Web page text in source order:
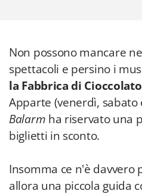
Non possono mancare
spettacoli e persino i
la Fabbrica di
Apparte (venerdì, sabato
Balarm ha riservato una
biglietti in sconto.
Insomma ce n'è davvero
allora una piccola guida